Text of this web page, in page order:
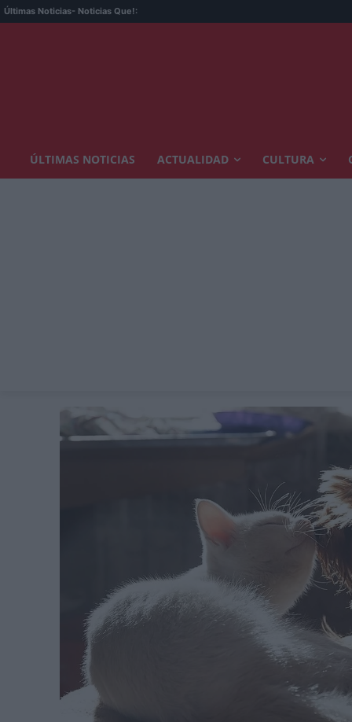
Últimas Noticias- Noticias Que!:
ÚLTIMAS NOTICIAS ACTUALIDAD CULTURA